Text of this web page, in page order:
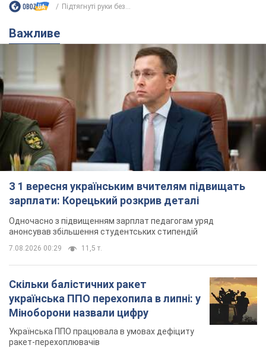
Підтягнуті руки без...
Важливе
З 1 вересня українським вчителям підвищать
зарплати: Корецький розкрив деталі
Одночасно з підвищенням зарплат педагогам уряд
анонсував збільшення студентських стипендій
7.08.2026 00:29 11,5 т.
Скільки балістичних ракет
українська ППО перехопила в липні: у
Міноборони назвали цифру
Українська ППО працювала в умовах дефіциту
ракет-перехоплювачів